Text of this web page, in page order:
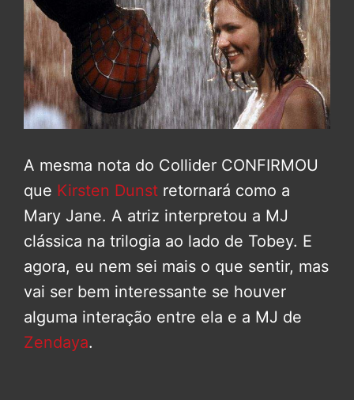
A mesma nota do Collider CONFIRMOU
que Kirsten Dunst retornará como a
Mary Jane. A atriz interpretou a MJ
clássica na trilogia ao lado de Tobey. E
agora, eu nem sei mais o que sentir, mas
vai ser bem interessante se houver
alguma interação entre ela e a MJ de
Zendaya.